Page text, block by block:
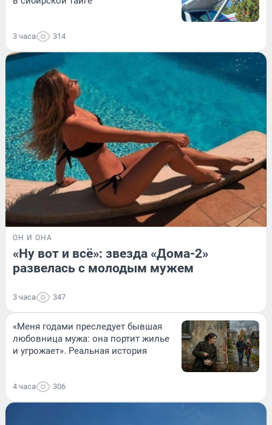
3 часа 314
ОН И ОНА
«Ну вот и всё»: звезда «Дома-2»
развелась с молодым мужем
3 часа 347
«Меня годами преследует бывшая
любовница мужа: она портит жилье
и угрожает». Реальная история
4 часа 306